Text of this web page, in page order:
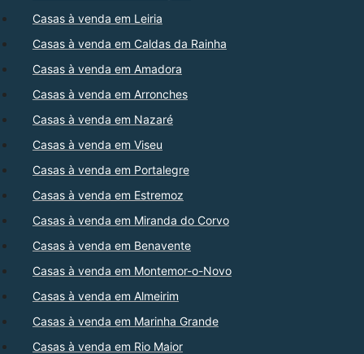
Casas à venda em Leiria
Casas à venda em Caldas da Rainha
Casas à venda em Amadora
Casas à venda em Arronches
Casas à venda em Nazaré
Casas à venda em Viseu
Casas à venda em Portalegre
Casas à venda em Estremoz
Casas à venda em Miranda do Corvo
Casas à venda em Benavente
Casas à venda em Montemor-o-Novo
Casas à venda em Almeirim
Casas à venda em Marinha Grande
Casas à venda em Rio Maior